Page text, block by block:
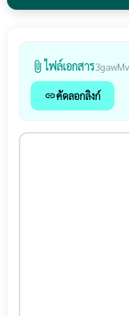
attach_file ไฟล์เอกสาร
linkคัดลอกลิงก์